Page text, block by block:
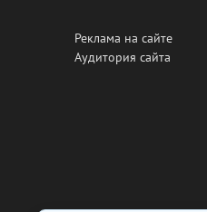
Реклама на сайте
Аудитория сайта